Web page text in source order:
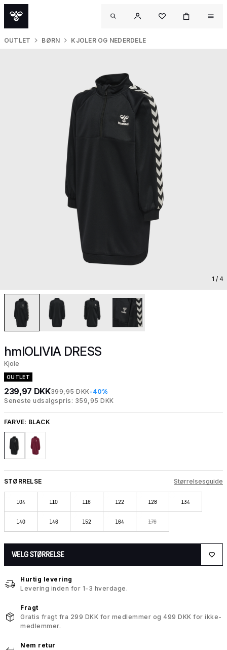
OUTLET BØRN KJOLER OG NEDERDELE
1 / 4
hmlOLIVIA DRESS
Kjole
OUTLET
239,97 DKK399,95 DKK-40%
Seneste udsalgspris: 359,95 DKK
FARVE: BLACK
STØRRELSE Størrelsesguide
104 110 116 122 128 134
140 146 152 164 176
VÆLG STØRRELSE
Hurtig levering
Levering inden for 1-3 hverdage.
Fragt
Gratis fragt fra 299 DKK for medlemmer og 499 DKK for ikke-
medlemmer.
Nem retur